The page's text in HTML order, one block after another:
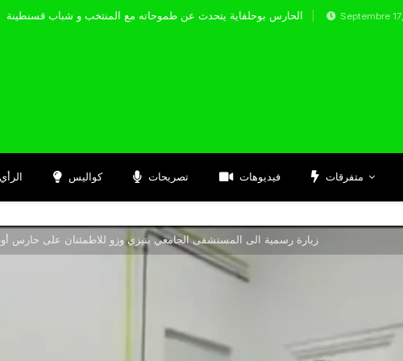
الحارس بوحلفاية يتحدث عن طموحاته مع المنتخب و Septembre 17, 2024
كواليس تصريحات فيديوهات متفرقات
زيارة رسمية الى المستشفى الجامعي بتيزي وزو للاطمئنان على حارس